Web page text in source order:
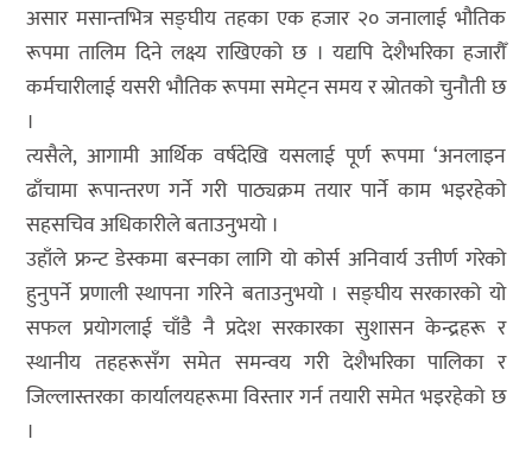
असार मसान्तभित्र सङ्घीय तहका एक हजार २० जनालाई भौतिक
रूपमा तालिम दिने लक्ष्य राखिएको छ । यद्यपि देशैभरिका हजारौँ
कर्मचारीलाई यसरी भौतिक रूपमा समेट्न समय र स्रोतको चुनौती छ
।
त्यसैले, आगामी आर्थिक वर्षदेखि यसलाई पूर्ण रूपमा ‘अनलाइन
ढाँचामा रूपान्तरण गर्ने गरी पाठ्यक्रम तयार पार्ने काम भइरहेको
सहसचिव अधिकारीले बताउनुभयो ।
उहाँले फ्रन्ट डेस्कमा बस्नका लागि यो कोर्स अनिवार्य उत्तीर्ण गरेको
हुनुपर्ने प्रणाली स्थापना गरिने बताउनुभयो । सङ्घीय सरकारको यो
सफल प्रयोगलाई चाँडै नै प्रदेश सरकारका सुशासन केन्द्रहरू र
स्थानीय तहहरूसँग समेत समन्वय गरी देशैभरिका पालिका र
जिल्लास्तरका कार्यालयहरूमा विस्तार गर्न तयारी समेत भइरहेको छ
।